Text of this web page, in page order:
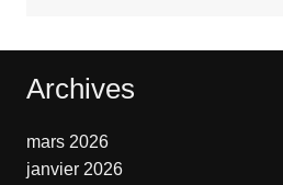
Archives
mars 2026
janvier 2026